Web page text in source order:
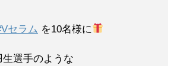
セラム を10名様に
選手のような